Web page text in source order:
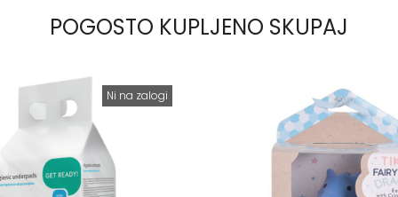
POGOSTO KUPLJENO SKUPAJ
Ni na zalogi